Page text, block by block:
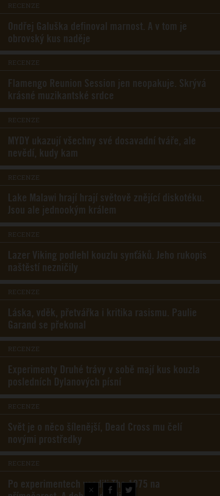
×
RECENZE
Ondřej Galuška definoval marnost. A v tom je
obrovský kus naděje
RECENZE
Flamengo Reunion Session jen neopakuje. Skrývá
krásné muzikantské srdce
RECENZE
MYDY ukazují všechny své dosavadní tváře, ale
nevědí, kudy kam
RECENZE
Lake Malawi hrají hrají světově znějící diskotéku.
Jsou ale jednookým králem
RECENZE
Lazer Viking podlehl kouzlu synťáků. Jeho rukopis
naštěstí nezničily
RECENZE
Láska, vděk, přetvářka i kritika rasismu. Paulie
Garand se překonal
RECENZE
Experimenty Druhé trávy v sobě mají kus kouzla
posledních Dylanových písní
RECENZE
Svět je o něco šílenější, Dead Cross mu čelí
novými prostředky
RECENZE
Po experimentech vsadili The 1975 na